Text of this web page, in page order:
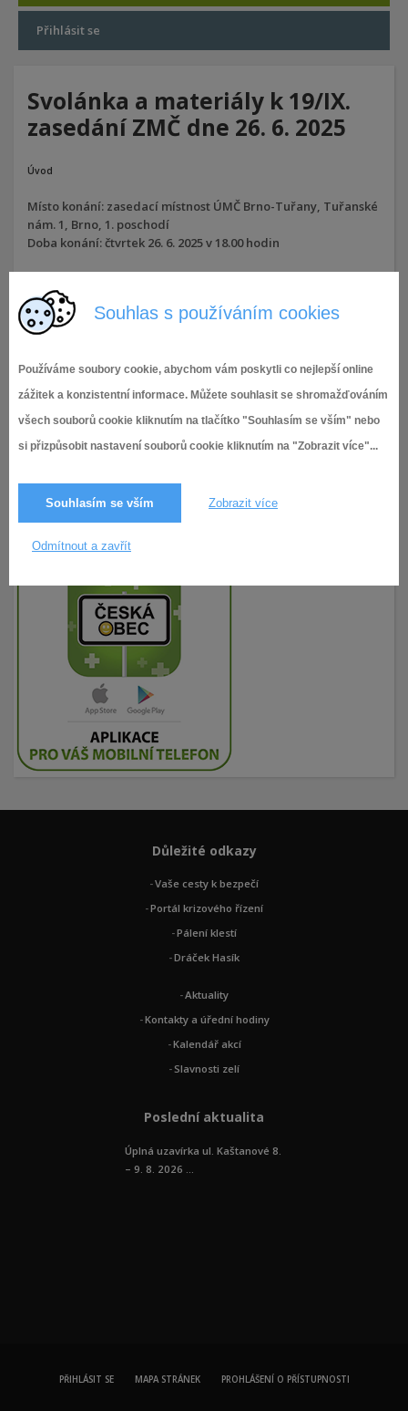
Souhlas s používáním cookies
Používáme soubory cookie, abychom vám poskytli co nejlepší online
zážitek a konzistentní informace. Můžete souhlasit se shromažďováním
všech souborů cookie kliknutím na tlačítko "Souhlasím se vším" nebo
si přizpůsobit nastavení souborů cookie kliknutím na "Zobrazit více"...
Souhlasím se vším Zobrazit více
Odmítnout a zavřít
Přihlásit se
Svolánka a materiály k 19/IX.
zasedání ZMČ dne 26. 6. 2025
Úvod
Místo konání: zasedací místnost ÚMČ Brno-Tuřany, Tuřanské
nám. 1, Brno, 1. poschodí
Doba konání: čtvrtek 26. 6. 2025 v 18.00 hodin
ZMČ 19
483× zobrazeno
19.6.2025
Důležité odkazy
Vaše cesty k bezpečí
Portál krizového řízení
Pálení klestí
Dráček Hasík
Aktuality
Kontakty a úřední hodiny
Kalendář akcí
Slavnosti zelí
Poslední aktualita
Úplná uzavírka ul. Kaštanové 8.
– 9. 8. 2026 ...
PŘIHLÁSIT SE MAPA STRÁNEK PROHLÁŠENÍ O PŘÍSTUPNOSTI